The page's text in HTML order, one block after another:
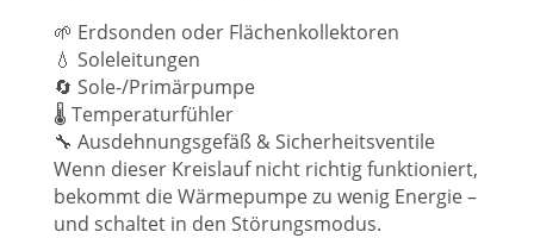
🌱 Erdsonden oder Flächenkollektoren
💧 Soleleitungen
🔄 Sole-/Primärpumpe
🌡️ Temperaturfühler
🔧 Ausdehnungsgefäß & Sicherheitsventile
Wenn dieser Kreislauf nicht richtig funktioniert,
bekommt die Wärmepumpe zu wenig Energie –
und schaltet in den Störungsmodus.